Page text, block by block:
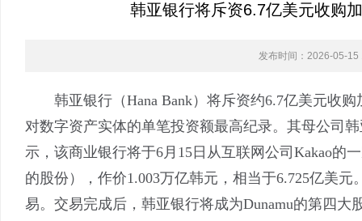
韩亚银行将斥资6.7亿美元收购
发布时间：2026-05-
韩亚银行（Hana Bank）将斥资约6.7亿美元收购
对数字资产实体的单笔投资额最高纪录。其母公司
示，该商业银行将于6月15日从互联网公司Kakao的
的股份），作价1.003万亿韩元，相当于6.725亿美
易。交易完成后，韩亚银行将成为Dunamu的第四大